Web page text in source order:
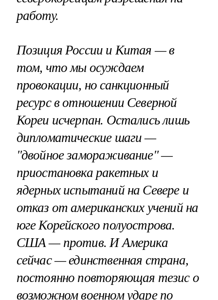
работу.
Позиция России и Китая — в
том, что мы осуждаем
провокации, но санкционный
ресурс в отношении Северной
Кореи исчерпан. Остались лишь
дипломатические шаги —
"двойное замораживание" —
приостановка ракетных и
ядерных испытаний на Севере и
отказ от американских учений на
юге Корейского полуострова.
США — против. И Америка
сейчас — единственная страна,
постоянно повторяющая тезис о
возможном военном ударе по